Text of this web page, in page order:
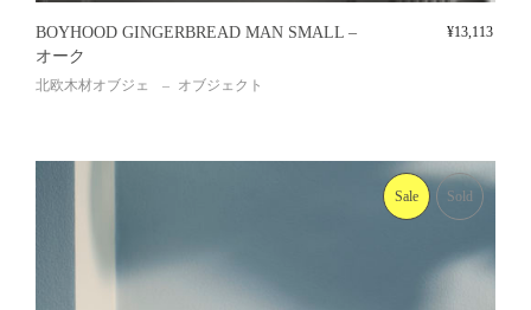
BOYHOOD GINGERBREAD MAN SMALL –
オーク
北欧木材オブジェ オブジェクト
¥13,113
Sale Sold